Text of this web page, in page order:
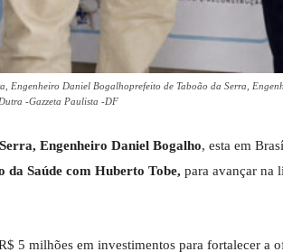
Engenheiro Daniel Bogalhoprefeito de Taboão da Serra,
-Gazzeta Paulista -DF
Engenheiro Daniel Bogalho, esta em
da Saúde com Huberto Tobe, para avançar na
5 milhões em investimentos para fortalecer a